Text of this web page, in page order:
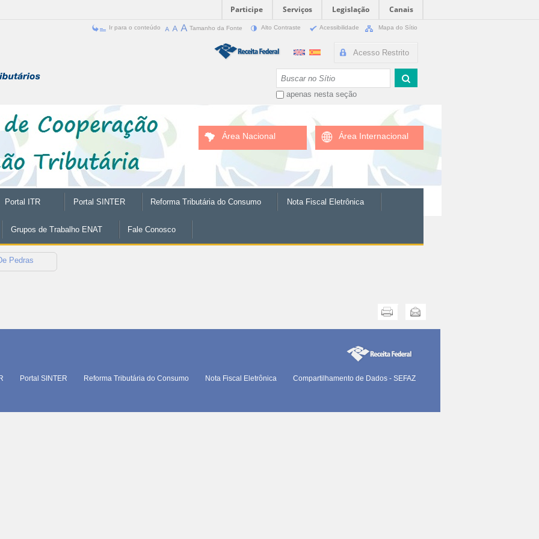
Participe Serviços Legislação
Canais
Ir para o conteúdo Tamanho da Fonte Alto Contraste Acessibilidade Mapa do Sítio
Acesso Restrito
apenas nesta seção
Área Nacional Área Internacional
Portal ITR Portal SINTER Reforma Tributária do Consumo Nota Fiscal Eletrônica
Grupos de Trabalho ENAT Fale Conosco
Pedras
Enviar
Portal SINTER Reforma Tributária do Consumo Nota Fiscal Eletrônica
Compartilhamento de Dados - SEFAZ